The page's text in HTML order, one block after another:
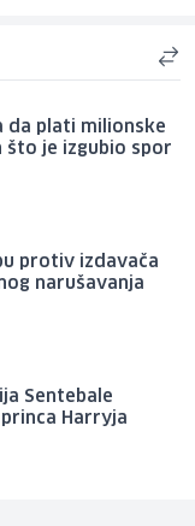
da plati milionske
što je izgubio spor
protiv izdavača
narušavanja
Sentebale
Harryja